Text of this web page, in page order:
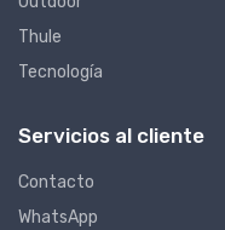
Thule
Tecnología
Servicios al cliente
Contacto
WhatsApp